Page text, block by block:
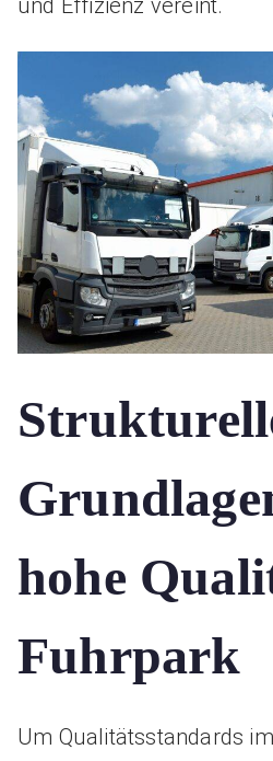
und Effizienz vereint.
hohe
Fuhrpark
Um Qualitätsstandards